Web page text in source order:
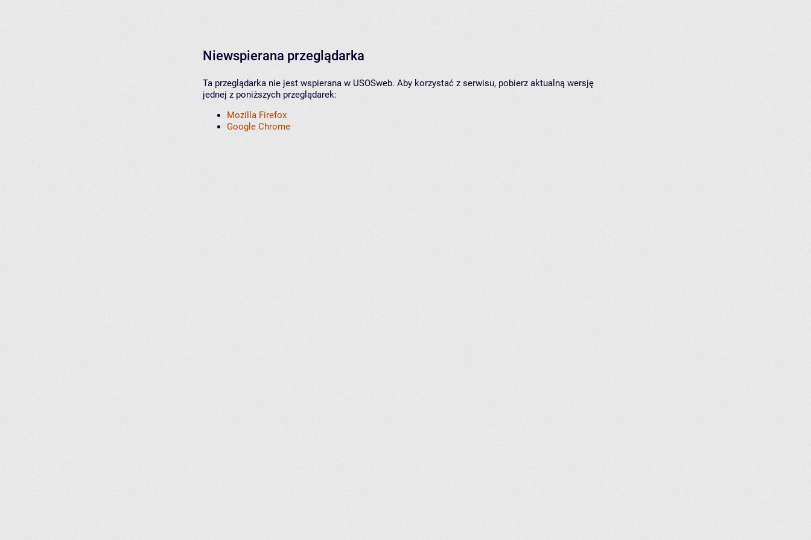
Niewspierana przeglądarka
Ta przeglądarka nie jest wspierana w USOSweb. Aby korzystać z serwisu, pobierz aktualną wersję
jednej z poniższych przeglądarek:
Mozilla Firefox
Google Chrome